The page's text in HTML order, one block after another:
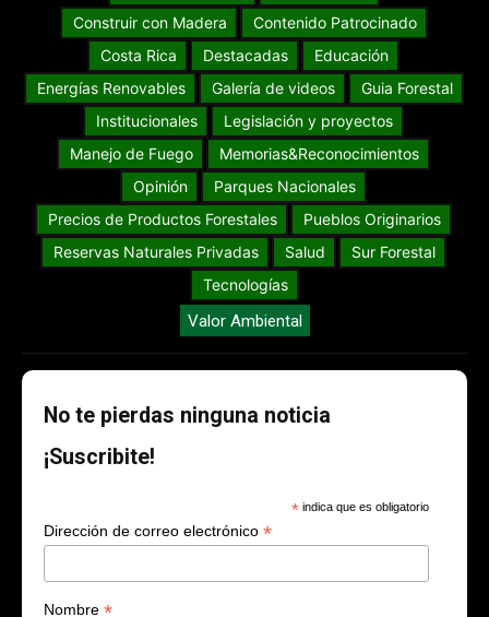
Construir con Madera
Contenido Patrocinado
Costa Rica
Destacadas
Educación
Energías Renovables
Galería de videos
Guia Forestal
Institucionales
Legislación y proyectos
Manejo de Fuego
Memorias&Reconocimientos
Opinión
Parques Nacionales
Precios de Productos Forestales
Pueblos Originarios
Reservas Naturales Privadas
Salud
Sur Forestal
Tecnologías
Valor Ambiental
No te pierdas ninguna noticia
¡Suscribite!
* indica que es obligatorio
Dirección de correo electrónico *
Nombre